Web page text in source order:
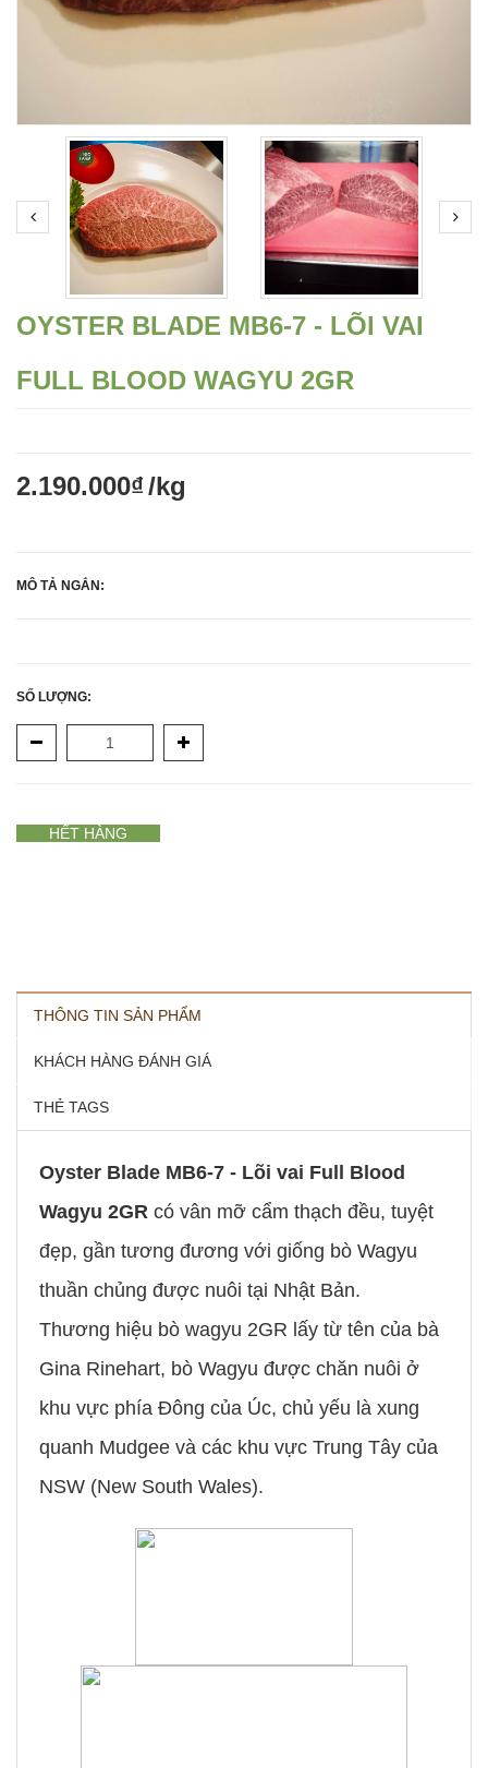
OYSTER BLADE MB6-7 - LÕI VAI
FULL BLOOD WAGYU 2GR
2.190.000₫/kg
MÔ TẢ NGẮN:
SỐ LƯỢNG:
HẾT HÀNG
THÔNG TIN SẢN PHẨM
KHÁCH HÀNG ĐÁNH GIÁ
THẺ TAGS
Oyster Blade MB6-7 - Lõi vai Full Blood
Wagyu 2GR có vân mỡ cẩm thạch đều, tuyệt
đẹp, gần tương đương với giống bò Wagyu
thuần chủng được nuôi tại Nhật Bản.
Thương hiệu bò wagyu 2GR lấy từ tên của bà
Gina Rinehart, bò Wagyu được chăn nuôi ở
khu vực phía Đông của Úc, chủ yếu là xung
quanh Mudgee và các khu vực Trung Tây của
NSW (New South Wales).